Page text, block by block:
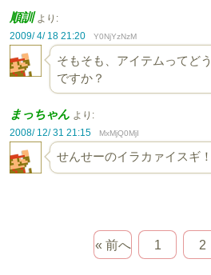
順訓 より:
2009/ 4/ 18 21:20
Y0NjYzNzM
そもそも、アイテムってど
ですか？
まっちゃん より:
2008/ 12/ 31 21:15
MxMjQ0MjI
せんせーのイラカァイスギ！
« 前へ 1 2